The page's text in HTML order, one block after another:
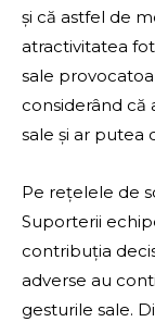
și că astfel de
atractivitatea
sale
considerând că
sale și ar putea
Pe rețelele de
Suporterii
contribuția
adverse au
gesturile sale.